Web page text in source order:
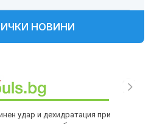
НОВИНИ
удар и дехидратация при